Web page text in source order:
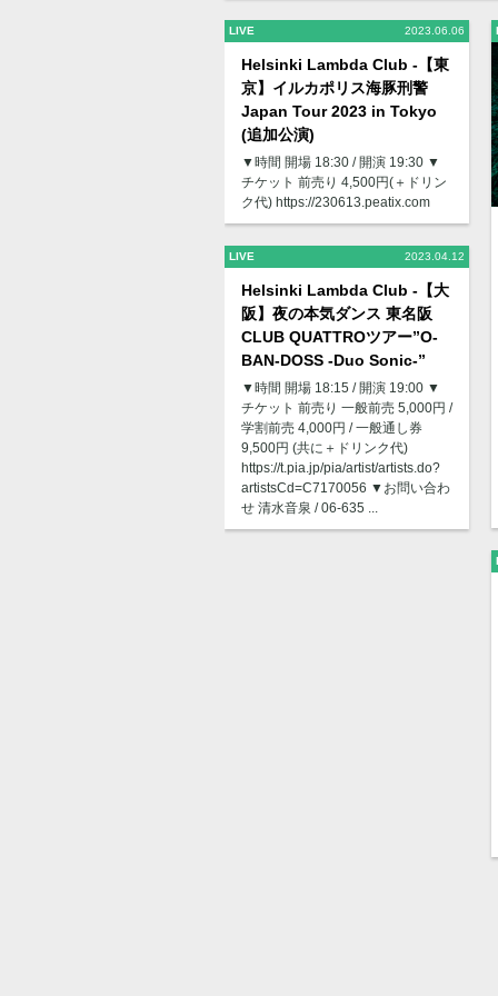
LIVE 2023.06.06
Helsinki Lambda Club -【東
京】イルカポリス海豚刑警
Japan Tour 2023 in Tokyo
(追加公演)
▼時間 開場 18:30 / 開演 19:30 ▼
チケット 前売り 4,500円(＋ドリン
ク代) https://230613.peatix.com
LIVE 2023.04.12
Helsinki Lambda Club -【大
阪】夜の本気ダンス 東名阪
CLUB QUATTROツアー”O-
BAN-DOSS -Duo Sonic-”
▼時間 開場 18:15 / 開演 19:00 ▼
チケット 前売り ⼀般前売 5,000円 /
学割前売 4,000円 / ⼀般通し券
9,500円 (共に＋ドリンク代)
https://t.pia.jp/pia/artist/artists.do?
artistsCd=C7170056 ▼お問い合わ
せ 清⽔⾳泉 / 06-635 ...